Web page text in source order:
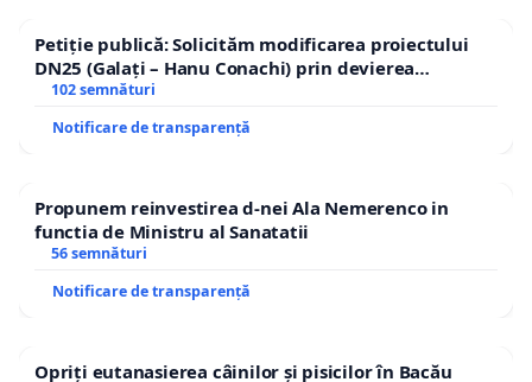
Petiție publică: Solicităm modificarea proiectului
DN25 (Galați – Hanu Conachi) prin devierea
traseului în afara localităților!
102 semnături
Notificare de transparență
Propunem reinvestirea d-nei Ala Nemerenco in
functia de Ministru al Sanatatii
56 semnături
Notificare de transparență
Opriți eutanasierea câinilor și pisicilor în Bacău